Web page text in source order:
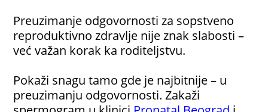
Preuzimanje odgovornosti za sopstveno
reproduktivno zdravlje nije znak slabosti –
već važan korak ka roditeljstvu.
Pokaži snagu tamo gde je najbitnije – u
preuzimanju odgovornosti. Zakaži